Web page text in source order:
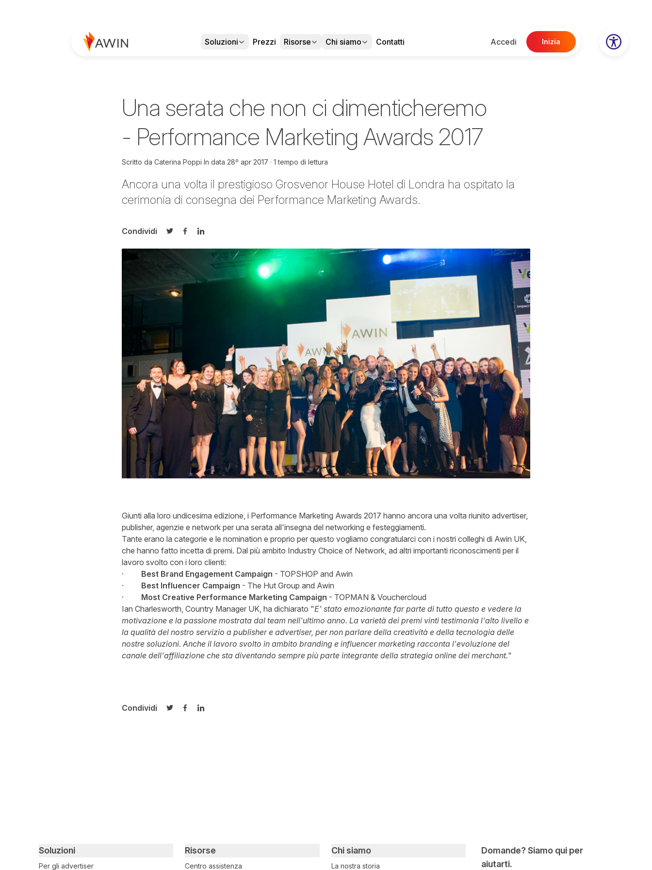
Soluzioni Prezzi Risorse Chi siamo Contatti Accedi Inizia
Una serata che non ci dimenticheremo
- Performance Marketing Awards 2017
Scritto da Caterina Poppi In data 28º apr 2017 1 tempo di lettura
Ancora una volta il prestigioso Grosvenor House Hotel di Londra ha ospitato la
cerimonia di consegna dei Performance Marketing Awards.
Condividi
Condividi su Twitter
Condividi su Facebook
Condividi su LinkedIn
Giunti alla loro undicesima edizione, i Performance Marketing Awards 2017 hanno ancora una volta riunito advertiser,
publisher, agenzie e network per una serata all'insegna del networking e festeggiamenti.
Tante erano la categorie e le nomination e proprio per questo vogliamo congratularci con i nostri colleghi di Awin UK,
che hanno fatto incetta di premi. Dal più ambito Industry Choice of Network, ad altri importanti riconoscimenti per il
lavoro svolto con i loro clienti:
· Best Brand Engagement Campaign - TOPSHOP and Awin
·
Best Influencer Campaign - The Hut Group and Awin
· Most Creative Performance Marketing Campaign - TOPMAN & Vouchercloud
Ian Charlesworth, Country Manager UK, ha dichiarato "E' stato emozionante far parte di tutto questo e vedere la
motivazione e la passione mostrata dal team nell'ultimo anno. La varietà dei premi vinti testimonia l'alto livello e
la qualità del nostro servizio a publisher e advertiser, per non parlare della creatività e della tecnologia delle
nostre soluzioni. Anche il lavoro svolto in ambito branding e influencer marketing racconta l'evoluzione del
canale dell'affiliazione che sta diventando sempre più parte integrante della strategia online dei merchant."
Condividi
Condividi su Twitter
Condividi su Facebook
Condividi su LinkedIn
Domande? Siamo qui per
aiutarti.
Primary footer navigation
Soluzioni
Per gli advertiser
Risorse
Centro assistenza
Chi siamo
La nostra storia